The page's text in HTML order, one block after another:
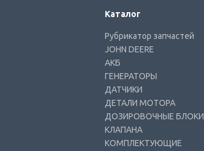
Каталог
Рубрикатор запчастей
JOHN DEERE
АКБ
ГЕНЕРАТОРЫ
ДАТЧИКИ
ДЕТАЛИ МОТОРА
ДОЗИРОВОЧНЫЕ БЛОКИ
КЛАПАНА
КОМПЛЕКТУЮЩИЕ